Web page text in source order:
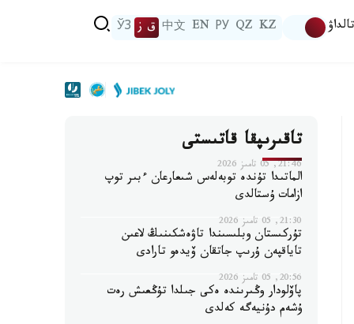
تالداۋ KZ
QZ
РУ
EN
中文 ق ز ЎЗ
تاقىرىپقا قاتىستى
21:46, 05 تامىز 2026
الماتىدا تۇندە توبەلەس شىعارعان ءبىر توپ
ازامات ۇستالدى
21:30, 05 تامىز 2026
تۇركىستان وبلىسىندا تاۋەشكىنىڭ لاعىن
تاياقپەن ۇرىپ جاتقان ۆيدەو تارادى
20:56, 05 تامىز 2026
پاۆلودار وڭىرىندە ەكى جىلدا تۇڭعىش رەت
ۇشەم دۇنيەگە كەلدى